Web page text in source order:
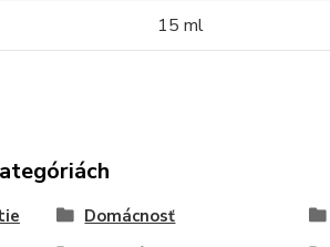
15 ml
Domácnosť